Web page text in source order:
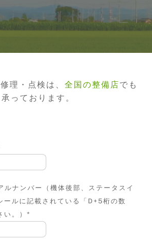
理・点検は、 全国の整備店でも
承っております。
ナンバー（機体後部、ステータスイ
ールに記載されている「D+5桁の数
い。）*